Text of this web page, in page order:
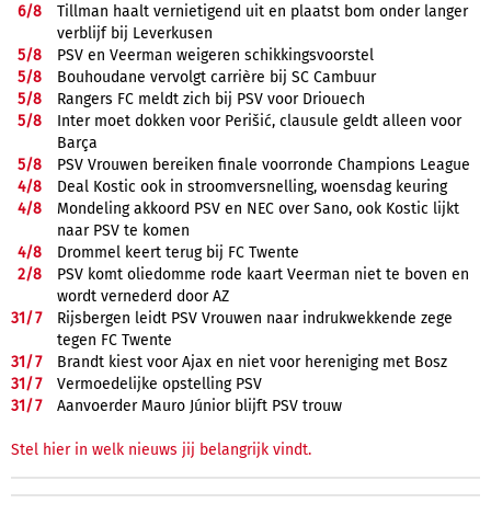
6/8
Tillman haalt vernietigend uit en plaatst bom onder langer
verblijf bij Leverkusen
5/8
PSV en Veerman weigeren schikkingsvoorstel
5/8
Bouhoudane vervolgt carrière bij SC Cambuur
5/8
Rangers FC meldt zich bij PSV voor Driouech
5/8
Inter moet dokken voor Perišić, clausule geldt alleen voor
Barça
5/8
PSV Vrouwen bereiken finale voorronde Champions League
4/8
Deal Kostic ook in stroomversnelling, woensdag keuring
4/8
Mondeling akkoord PSV en NEC over Sano, ook Kostic lijkt
naar PSV te komen
4/8
Drommel keert terug bij FC Twente
2/8
PSV komt oliedomme rode kaart Veerman niet te boven en
wordt vernederd door AZ
31/7
Rijsbergen leidt PSV Vrouwen naar indrukwekkende zege
tegen FC Twente
31/7
Brandt kiest voor Ajax en niet voor hereniging met Bosz
31/7
Vermoedelijke opstelling PSV
31/7 Aanvoerder Mauro Júnior blijft PSV trouw
Stel hier in welk nieuws jij belangrijk vindt.